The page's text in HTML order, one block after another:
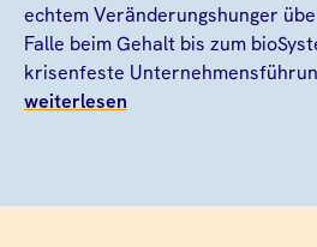
echtem Veränderungshunger
Falle beim Gehalt bis zum
krisenfeste
weiterlesen